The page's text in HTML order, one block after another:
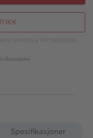
varen via vår nettbutikk.
våre butikker
Spesifikasjoner